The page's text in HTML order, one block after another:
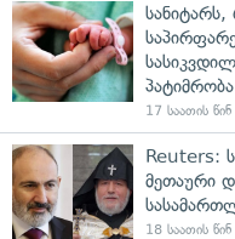
პატიმრობა
17 საათის წინ
Reuters:
მეთაური
18 საათის წინ